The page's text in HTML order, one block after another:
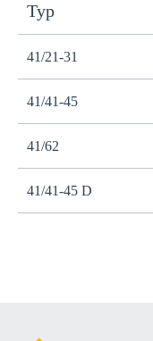
Typ
41/21-31
41/41-45
41/62
41/41-45 D